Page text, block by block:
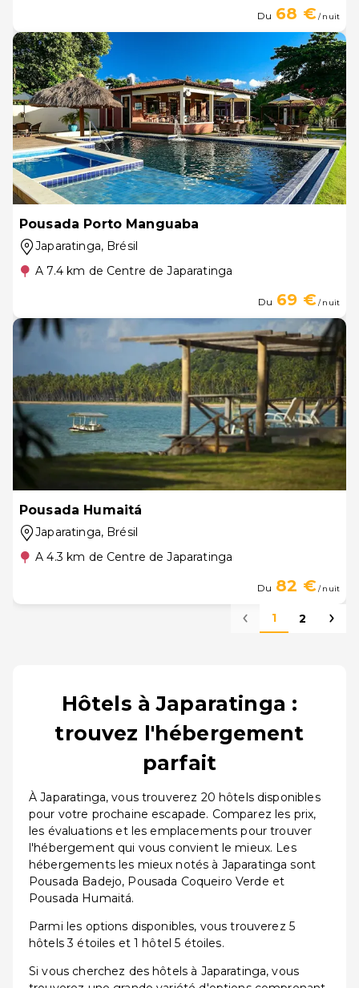
Du 68 €/ nuit
Pousada Porto Manguaba
Japaratinga, Brésil
A 7.4 km de Centre de Japaratinga
Du 69 €/ nuit
Pousada Humaitá
Japaratinga, Brésil
A 4.3 km de Centre de Japaratinga
Du 82 €/ nuit
1 2
Hôtels à Japaratinga :
trouvez l'hébergement
parfait
À Japaratinga, vous trouverez 20 hôtels disponibles
pour votre prochaine escapade. Comparez les prix,
les évaluations et les emplacements pour trouver
l'hébergement qui vous convient le mieux. Les
hébergements les mieux notés à Japaratinga sont
Pousada Badejo, Pousada Coqueiro Verde et
Pousada Humaitá.
Parmi les options disponibles, vous trouverez 5
hôtels 3 étoiles et 1 hôtel 5 étoiles.
Si vous cherchez des hôtels à Japaratinga, vous